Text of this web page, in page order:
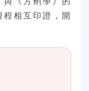
相互印證，開